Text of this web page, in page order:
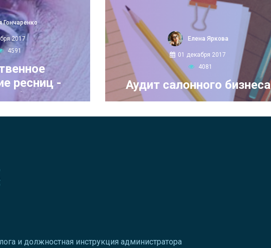
Гончаренко
2017
4591
ресниц -
убито
Елена Яркова
01 декабря 2017
4081
Аудит салонного бизнеса
и должностная инструкция администратора